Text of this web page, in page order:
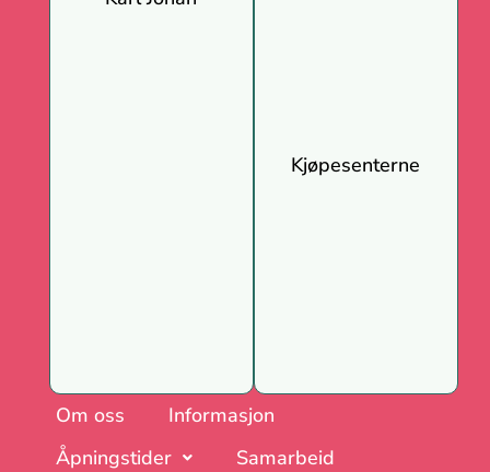
Kjøpesenterne
Om oss
Informasjon
Åpningstider
Samarbeid